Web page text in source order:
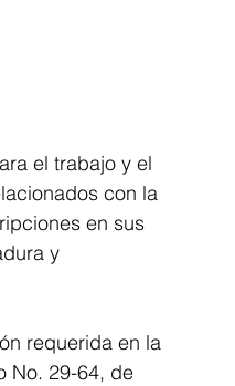
el trabajo y el
con la
en sus
y
requerida en la
No. 29-64, de